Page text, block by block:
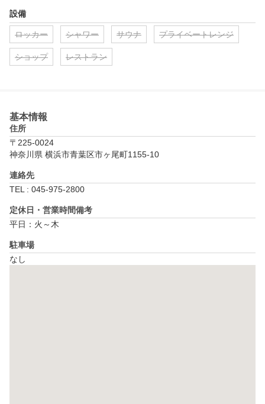
設備
ロッカー シャワー サウナ プライベートレンジ
ショップ レストラン
基本情報
住所
〒225-0024
神奈川県 横浜市青葉区市ヶ尾町1155-10
連絡先
TEL : 045-975-2800
定休日・営業時間備考
平日：火～木
駐車場
なし